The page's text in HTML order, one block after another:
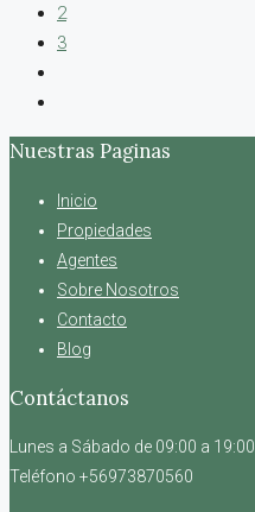
2
3
Nuestras Paginas
Inicio
Propiedades
Agentes
Sobre Nosotros
Contacto
Blog
Contáctanos
Lunes a Sábado de 09:00 a 19:00
Teléfono +56973870560